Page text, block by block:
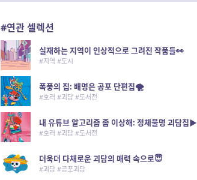
#연관 셀렉션
실재하는 지역이 인상적으로 그려진 작품들👀
#지역 #도시
폭풍의 집: 배명은 공포 단편집🌪️
#호러 #괴담 #도서전
내 유튜브 알고리즘 좀 이상해: 정체불명 괴담집▶️
#호러 #괴담 #도서전
더욱더 다채로운 괴담의 매력 속으로😇
#괴담 #공포괴담